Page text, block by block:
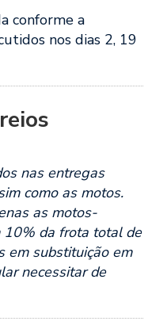
conforme a
nos dias 2, 19
nas entregas
como as motos.
as motos-
10% da frota total de
em substituição em
necessitar de